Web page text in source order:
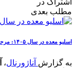
اشتراک در
مطلب بعدی
اسلیو معده در سال ۱۴۰۵: مرحله‌به‌مرحله از مشاوره تا بازگشت به زندگی عادی
به گزارش آناژورنال،